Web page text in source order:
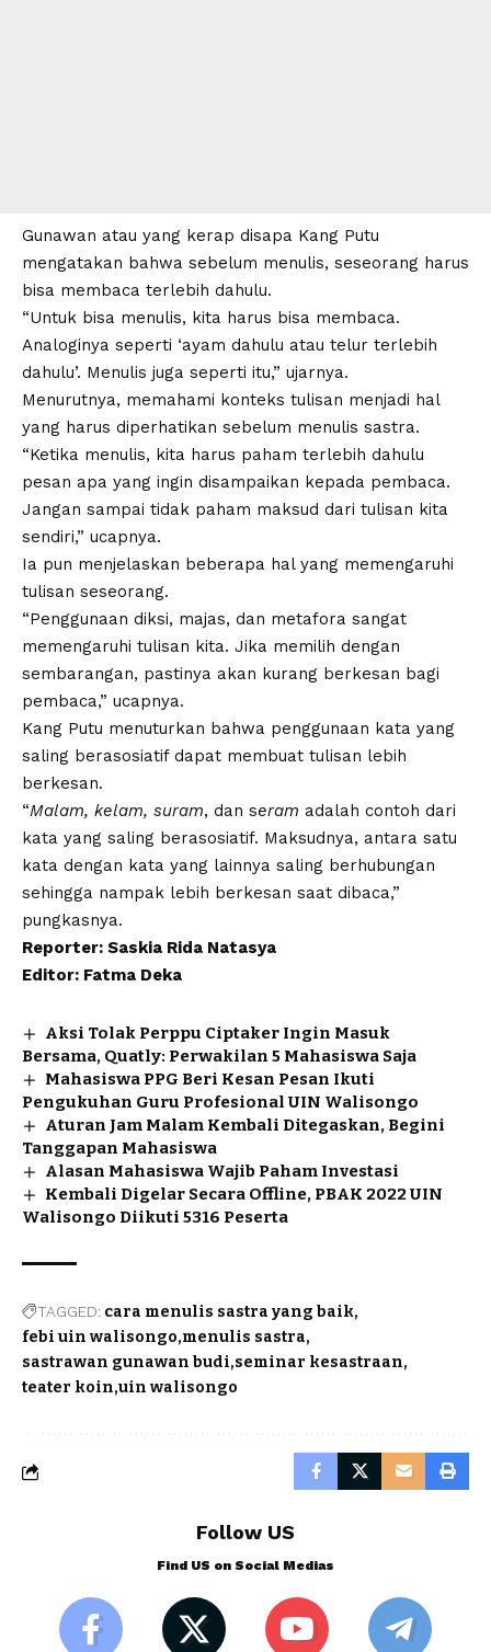
Gunawan atau yang kerap disapa Kang Putu
mengatakan bahwa sebelum menulis, seseorang harus
bisa membaca terlebih dahulu.
“Untuk bisa menulis, kita harus bisa membaca.
Analoginya seperti ‘ayam dahulu atau telur terlebih
dahulu’. Menulis juga seperti itu,” ujarnya.
Menurutnya, memahami konteks tulisan menjadi hal
yang harus diperhatikan sebelum menulis sastra.
“Ketika menulis, kita harus paham terlebih dahulu
pesan apa yang ingin disampaikan kepada pembaca.
Jangan sampai tidak paham maksud dari tulisan kita
sendiri,” ucapnya.
Ia pun menjelaskan beberapa hal yang memengaruhi
tulisan seseorang.
“Penggunaan diksi, majas, dan metafora sangat
memengaruhi tulisan kita. Jika memilih dengan
sembarangan, pastinya akan kurang berkesan bagi
pembaca,” ucapnya.
Kang Putu menuturkan bahwa penggunaan kata yang
saling berasosiatif dapat membuat tulisan lebih
berkesan.
“Malam, kelam, suram, dan seram adalah contoh dari
kata yang saling berasosiatif. Maksudnya, antara satu
kata dengan kata yang lainnya saling berhubungan
sehingga nampak lebih berkesan saat dibaca,”
pungkasnya.
Reporter: Saskia Rida Natasya
Editor: Fatma Deka
Aksi Tolak Perppu Ciptaker Ingin Masuk
Bersama, Quatly: Perwakilan 5 Mahasiswa Saja
Mahasiswa PPG Beri Kesan Pesan Ikuti
Pengukuhan Guru Profesional UIN Walisongo
Aturan Jam Malam Kembali Ditegaskan, Begini
Tanggapan Mahasiswa
Alasan Mahasiswa Wajib Paham Investasi
Kembali Digelar Secara Offline, PBAK 2022 UIN
Walisongo Diikuti 5316 Peserta
TAGGED: cara menulis sastra yang baik
febi uin walisongo menulis sastra
sastrawan gunawan budi seminar kesastraan
teater koin uin walisongo
Follow US
Find US on Social Medias